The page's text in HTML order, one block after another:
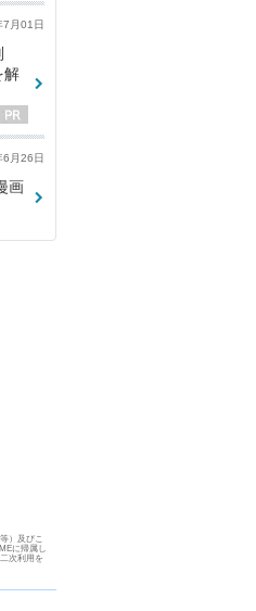
月01日
解
月26日
画
）及びこ
に帰属し
次利用を